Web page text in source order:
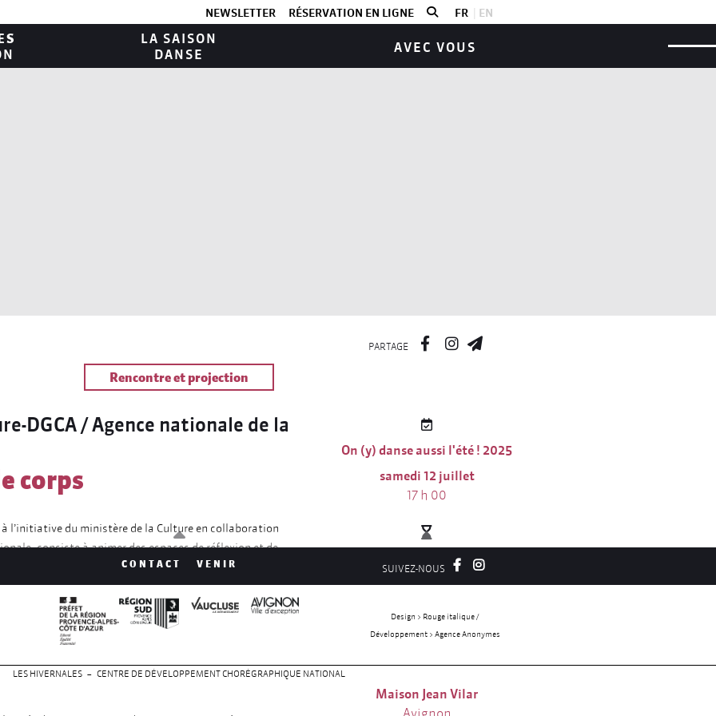
NEWSLETTER RÉSERVATION EN LIGNE FR EN
LA SAISON
DANSE
AVEC VOUS
PARTAGE
Rencontre et projection
DGCA / Agence nationale de la
corps
à l’initiative du ministère de la Culture en collaboration
consiste à animer des espaces de réflexion et de
et éducation afin de partager des ressources, des
le développement de la pratique de la danse en
avec l’Agence nationale de la recherche entre
Ce dialogue permettra d’explorer les multiples savoirs,
corps, émotion et conscience de soi que rassemble la
On (y) danse aussi l'été ! 2025
samedi 12 juillet
17 h 00
2 h 00
Entrée libre | Réservation
indispensable
Maison Jean Vilar
Avignon
CONTACT VENIR SUIVEZ-NOUS
Design > Rouge italique /
Développement > Agence Anonymes
LES HIVERNALES – CENTRE DE DÉVELOPPEMENT CHORÉGRAPHIQUE NATIONAL